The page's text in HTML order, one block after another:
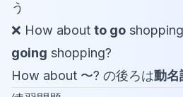
う
❌ How about to go
going shopping?
How about 〜? の後ろは動名